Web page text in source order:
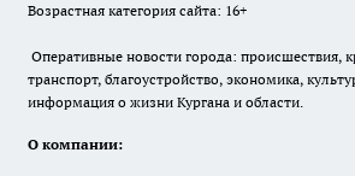
Возрастная категория сайта: 16+
Оперативные новости города: происшествия,
транспорт, благоустройство, экономика,
информация о жизни Кургана и области.
О компании: